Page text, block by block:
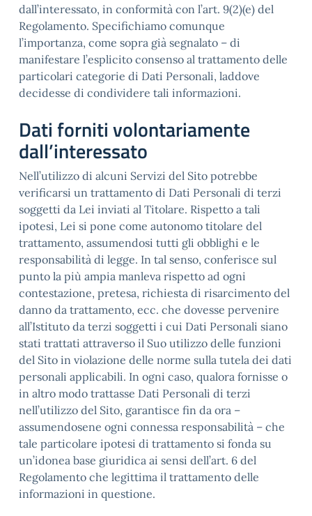
dall’interessato, in conformità con l’art. 9(2)(e) del
Regolamento. Specifichiamo comunque
l’importanza, come sopra già segnalato – di
manifestare l’esplicito consenso al trattamento delle
particolari categorie di Dati Personali, laddove
decidesse di condividere tali informazioni.
Dati forniti volontariamente
dall’interessato
Nell’utilizzo di alcuni Servizi del Sito potrebbe
verificarsi un trattamento di Dati Personali di terzi
soggetti da Lei inviati al Titolare. Rispetto a tali
ipotesi, Lei si pone come autonomo titolare del
trattamento, assumendosi tutti gli obblighi e le
responsabilità di legge. In tal senso, conferisce sul
punto la più ampia manleva rispetto ad ogni
contestazione, pretesa, richiesta di risarcimento del
danno da trattamento, ecc. che dovesse pervenire
all’Istituto da terzi soggetti i cui Dati Personali siano
stati trattati attraverso il Suo utilizzo delle funzioni
del Sito in violazione delle norme sulla tutela dei dati
personali applicabili. In ogni caso, qualora fornisse o
in altro modo trattasse Dati Personali di terzi
nell’utilizzo del Sito, garantisce fin da ora –
assumendosene ogni connessa responsabilità – che
tale particolare ipotesi di trattamento si fonda su
un’idonea base giuridica ai sensi dell’art. 6 del
Regolamento che legittima il trattamento delle
informazioni in questione.